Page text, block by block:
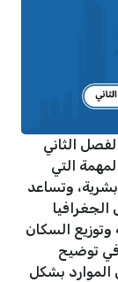
الثاني
التي
وتساعد
الجغرافيا
وتوزيع السكان
في توضيح
الموارد بشكل